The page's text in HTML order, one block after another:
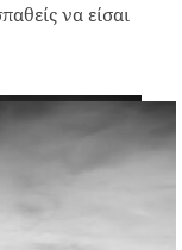
να είσαι